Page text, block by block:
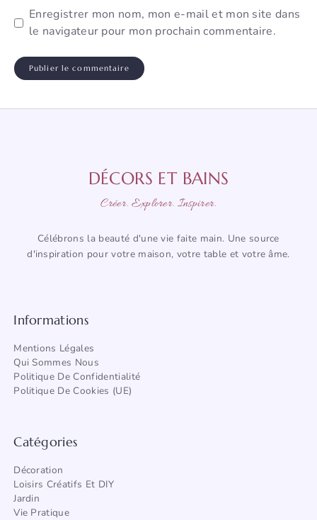
Enregistrer mon nom, mon e-mail et mon site dans
le navigateur pour mon prochain commentaire.
DÉCORS ET BAINS
Créer. Explorer. Inspirer.
Célébrons la beauté d'une vie faite main. Une source
d'inspiration pour votre maison, votre table et votre âme.
Informations
Mentions Légales
Qui Sommes Nous
Politique De Confidentialité
Politique De Cookies (UE)
Catégories
Décoration
Loisirs Créatifs Et DIY
Jardin
Vie Pratique